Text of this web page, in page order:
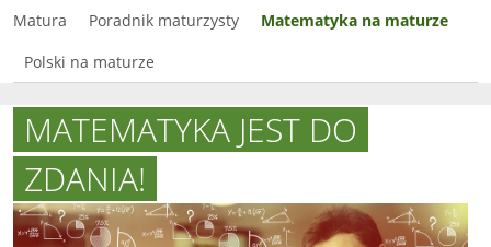
Matura Poradnik maturzysty
Matematyka na maturze
Polski na maturze
MATEMATYKA JEST DO
ZDANIA!